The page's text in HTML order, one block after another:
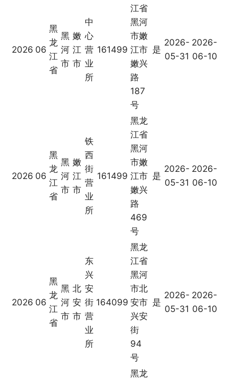
2026 06
黑
龙
江
省
黑
河
市
嫩
江
市
中
心
营
业
所
161499
江省
黑河
市嫩
江市
嫩兴
路
187
号
是
2026-
05-31
2026-
06-10
2026 06
黑
龙
江
省
黑
河
市
嫩
江
市
铁
西
街
营
业
所
161499
黑龙
江省
黑河
市嫩
江市
嫩兴
路
469
号
是
2026-
05-31
2026-
06-10
2026 06
黑
龙
江
省
黑
河
市
北
安
市
东
兴
安
街
营
业
所
164099
黑龙
江省
黑河
市北
安市
兴安
街
94
号
是
2026-
05-31
2026-
06-10
黑龙